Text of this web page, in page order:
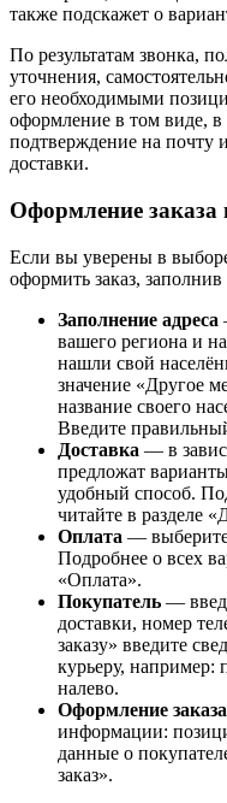
также подскажет о
По результатам звонка,
уточнения,
его необходимыми
оформление в том виде, в
подтверждение на почту
доставки.
Оформление заказа
Если вы уверены в
оформить заказ,
Заполнение адреса
вашего региона и
нашли свой
значение «Другое
название своего
Введите
Доставка — в
предложат
удобный способ.
читайте в разделе
Оплата —
Подробнее о всех
«Оплата».
Покупатель —
доставки, номер
заказу» введите
курьеру, например:
налево.
Оформление заказа
информации:
данные о
заказ».